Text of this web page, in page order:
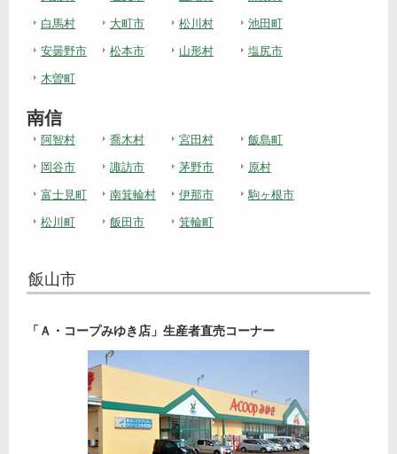
白馬村 大町市 松川村 池田町
安曇野市 松本市 山形村 塩尻市
木曽町
南信
阿智村 喬木村 宮田村 飯島町
岡谷市 諏訪市 茅野市 原村
富士見町 南箕輪村 伊那市 駒ヶ根市
松川町 飯田市 箕輪町
飯山市
「Ａ・コープみゆき店」生産者直売コーナー